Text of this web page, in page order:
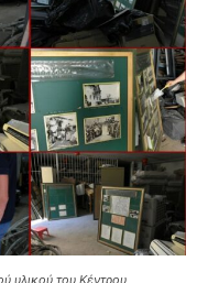
υλικού του Κέντρου